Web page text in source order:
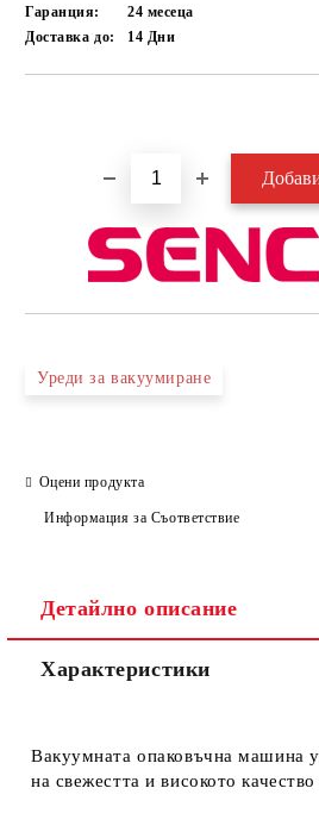
Гаранция:
24 месеца
Доставка до:
14 Дни
Уреди за вакуумиране
Оцени продукта
Информация за Съответствие
Детайлно описание
Характеристики
Вакуумната опаковъчна машина
на свежестта и високото